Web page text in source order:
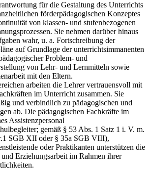
für die Gestaltung des Unterrichts
förderpädagogischen Konzeptes
von klassen- und stufenbezogenen
Sie nehmen darüber hinaus
wahr, u. a. Fortschreibung der
auf Grundlage der unterrichtsimmanenten
Problem- und
von Lehr- und Lernmitteln sowie
mit den Eltern.
arbeiten die Lehrer vertrauensvoll mit
im Unterricht zusammen. Sie
und verbindlich zu pädagogischen und
ab. Die pädagogischen Fachkräfte im
Assistenzpersonal
gemäß § 53 Abs. 1 Satz 1 i. V. m.
SGB XII oder § 35a SGB VIII),
oder Praktikanten unterstützen die
Erziehungsarbeit im Rahmen ihrer